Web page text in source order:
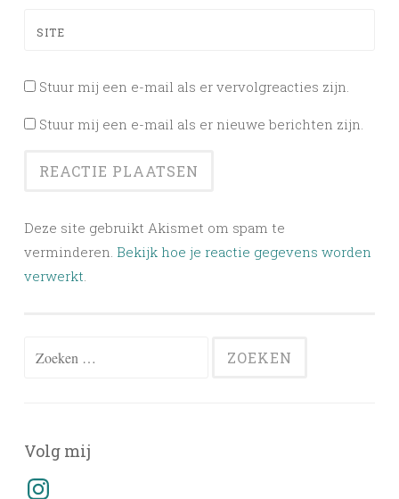
SITE
Stuur mij een e-mail als er vervolgreacties zijn.
Stuur mij een e-mail als er nieuwe berichten zijn.
Deze site gebruikt Akismet om spam te
verminderen. Bekijk hoe je reactie gegevens worden
verwerkt.
Zoeken
Volg mij
Instagram